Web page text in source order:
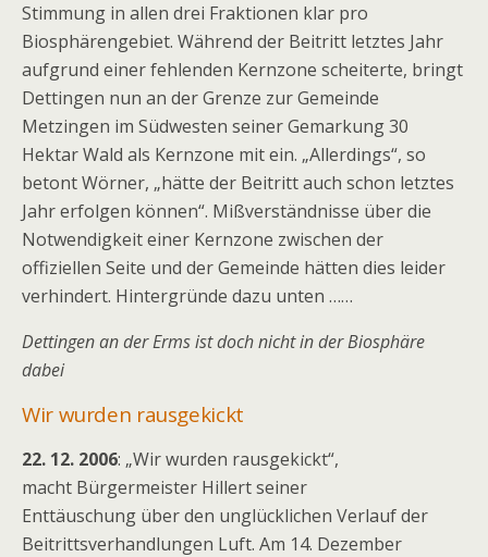
Stimmung in allen drei Fraktionen klar pro
Biosphärengebiet. Während der Beitritt letztes Jahr
aufgrund einer fehlenden Kernzone scheiterte, bringt
Dettingen nun an der Grenze zur Gemeinde
Metzingen im Südwesten seiner Gemarkung 30
Hektar Wald als Kernzone mit ein. „Allerdings“, so
betont Wörner, „hätte der Beitritt auch schon letztes
Jahr erfolgen können“. Mißverständnisse über die
Notwendigkeit einer Kernzone zwischen der
offiziellen Seite und der Gemeinde hätten dies leider
verhindert. Hintergründe dazu unten ……
Dettingen an der Erms ist doch nicht in der Biosphäre
dabei
Wir wurden rausgekickt
22. 12. 2006: „Wir wurden rausgekickt“,
macht Bürgermeister Hillert seiner
Enttäuschung über den unglücklichen Verlauf der
Beitrittsverhandlungen Luft. Am 14. Dezember